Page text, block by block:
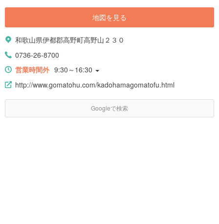
地図を見る
和歌山県伊都郡高野町高野山２３０
0736-26-8700
営業時間外 9:30～16:30
http://www.gomatohu.com/kadohamagomatofu.html
Googleで検索